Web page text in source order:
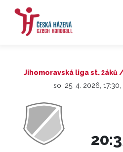
Jihomoravská liga st. žáků
so, 25. 4. 2026,